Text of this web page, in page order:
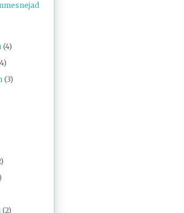
(4)
(3)
(2)